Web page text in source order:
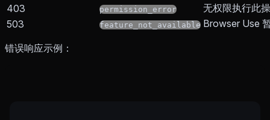
403
permission_error
无权限执行此
503
feature_not_available Browser Use
错误响应示例：